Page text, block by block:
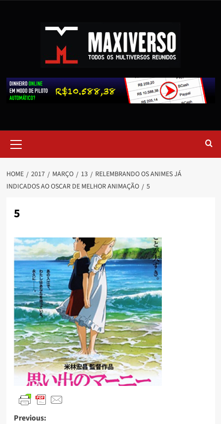
HOME 2017 MARÇO 13
RELEMBRANDO OS ANIMES JÁ
INDICADOS AO OSCAR DE MELHOR ANIMAÇÃO
5
5
Previous: